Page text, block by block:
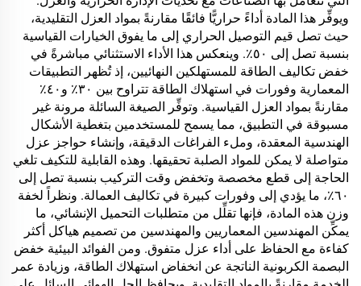
ويوفِّر هذا المادة أداءً حراريًّا فائقًا مقارنةً بمواد العزل التقليدية،
حيث تصل قيم التوصيل الحراري إلى ما يفوق الخيارات القياسية
بنسبة تصل إلى ٥٠٪. وينعكس هذا الأداء الاستثنائي مباشرةً في
خفض تكاليف الطاقة للمستهلكين النهائيين، إذ تُظهر التطبيقات
المعمارية وفورات في استهلاك الطاقة تتراوح بين ٣٠٪ و٤٠٪
مقارنةً بمواد العزل القياسية. وتوفِّر الصيغة السائلة مرونة غير
مسبوقة في التطبيق، مما يسمح للمستخدمين بتغطية الأشكال
الهندسية المعقدة، وملء الفراغات الدقيقة، وإنشاء حواجز عزل
متواصلة لا يمكن للمواد الصلبة تحقيقها. وهذه القابلية للتكيف تلغي
الحاجة إلى قطع مخصصة وتخفض وقت التركيب بنسبة تصل إلى
٦٠٪، ما يؤدي إلى وفورات كبيرة في تكاليف العمالة. ونظراً لخفة
وزن هذه المادة، فإنها تقلِّل من متطلبات التحميل الإنشائي، ما
يمكِّن المهندسين المعماريين والمهندسين من تصميم هياكل أكثر
كفاءة مع الحفاظ على أداء عزل متفوق. ومن الفوائد البيئية خفض
البصمة الكربونية الناتجة عن انخفاض استهلاك الطاقة، وزيادة عمر